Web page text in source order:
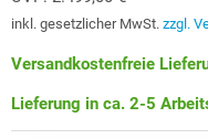
inkl. gesetzlicher MwSt. zzgl.
Versandkostenfreie
Lieferung in ca. 2-5